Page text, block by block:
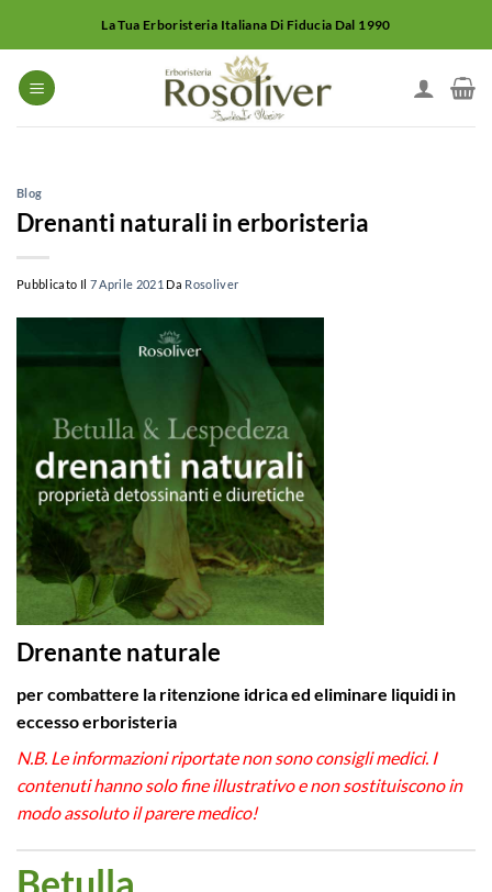
contenuti
La Tua Erboristeria Italiana Di Fiducia Dal 1990
Blog
Drenanti naturali in erboristeria
Pubblicato Il 7 Aprile 2021 Da Rosoliver
Drenante naturale
per combattere la ritenzione idrica ed eliminare liquidi in
eccesso erboristeria
N.B. Le informazioni riportate non sono consigli medici. I
contenuti hanno solo fine illustrativo e non sostituiscono in
modo assoluto il parere medico!
Betulla